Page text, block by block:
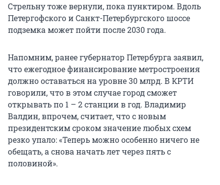
Стрельну тоже вернули, пока пунктиром. Вдоль
Петергофского и Санкт-Петербургского шоссе
подземка может пойти после 2030 года.
Напомним, ранее губернатор Петербурга заявил,
что ежегодное финансирование метростроения
должно оставаться на уровне 30 млрд. В КРТИ
говорили, что в этом случае город сможет
открывать по 1 – 2 станции в год. Владимир
Валдин, впрочем, считает, что с новым
президентским сроком значение любых схем
резко упало: «Теперь можно особенно ничего не
обещать, а снова начать лет через пять с
половиной».